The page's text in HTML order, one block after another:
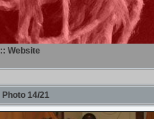
:: Website
Photo 14/21